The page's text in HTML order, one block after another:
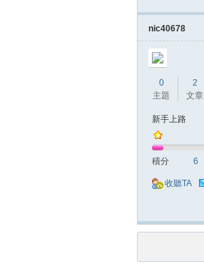
nic40678
0
主題
2
文章
新手上路
積分 6
收聽TA